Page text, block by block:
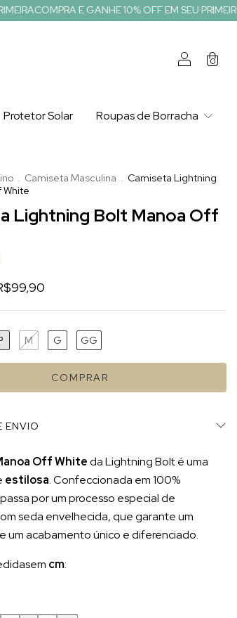
GANHE 10% OFF EM SEU PRIMEIRO PEDIDO
0
Protetor Solar
Roupas de Borracha
. Camiseta Masculina . Camiseta Lightning
White
Lightning Bolt Manoa Off
M G GG
ENVIO
Off Whiteda Lightning Bolt é uma
estilosa. Confeccionada em 100%
por um processo especial de
seda envelhecida, que garante um
um acabamento único e diferenciado.
cm: